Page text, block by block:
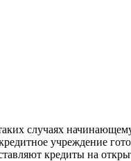
случаях
учреждение
кредиты на